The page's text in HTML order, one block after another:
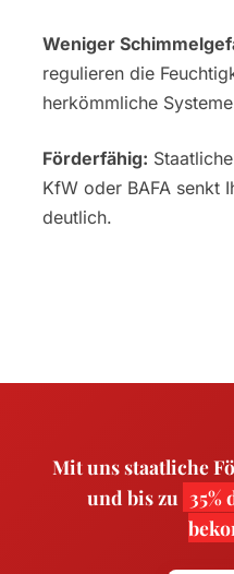
Weniger
regulieren die
herkömmliche
Förderfähig:
KfW oder BAFA senkt
deutlich.
Mit uns staatliche
und bis zu 35%